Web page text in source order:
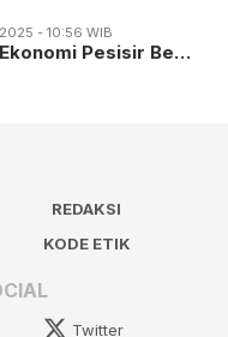
- 10:56 WIB
Pesisir Be…
REDAKSI
KODE ETIK
Twitter